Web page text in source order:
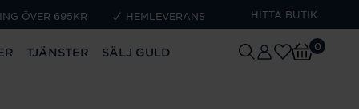
ÖVER 695KR HEMLEVERANS HITTA BUTIK
TJÄNSTER SÄLJ GULD 0